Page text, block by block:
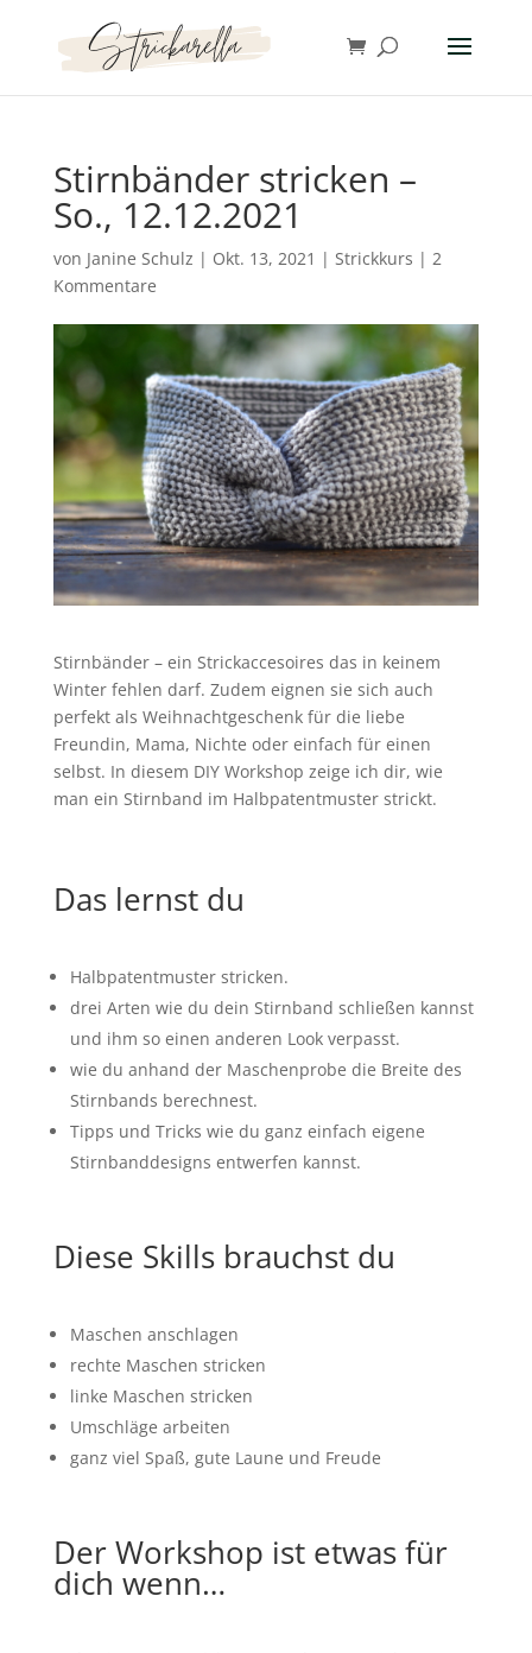
Stirnbänder stricken –
So., 12.12.2021
von Janine Schulz | Okt. 13, 2021 | Strickkurs | 2
Kommentare
Stirnbänder – ein Strickaccesoires das in keinem
Winter fehlen darf. Zudem eignen sie sich auch
perfekt als Weihnachtgeschenk für die liebe
Freundin, Mama, Nichte oder einfach für einen
selbst. In diesem DIY Workshop zeige ich dir, wie
man ein Stirnband im Halbpatentmuster strickt.
Das lernst du
Halbpatentmuster stricken.
drei Arten wie du dein Stirnband schließen kannst
und ihm so einen anderen Look verpasst.
wie du anhand der Maschenprobe die Breite des
Stirnbands berechnest.
Tipps und Tricks wie du ganz einfach eigene
Stirnbanddesigns entwerfen kannst.
Diese Skills brauchst du
Maschen anschlagen
rechte Maschen stricken
linke Maschen stricken
Umschläge arbeiten
ganz viel Spaß, gute Laune und Freude
Der Workshop ist etwas für
dich wenn…